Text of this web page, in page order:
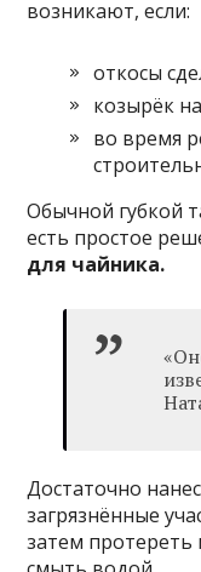
возникают, если:
откосы
козырёк
во время
Обычной губкой
есть простое
для чайника.
Достаточно
загрязнённые
затем протереть